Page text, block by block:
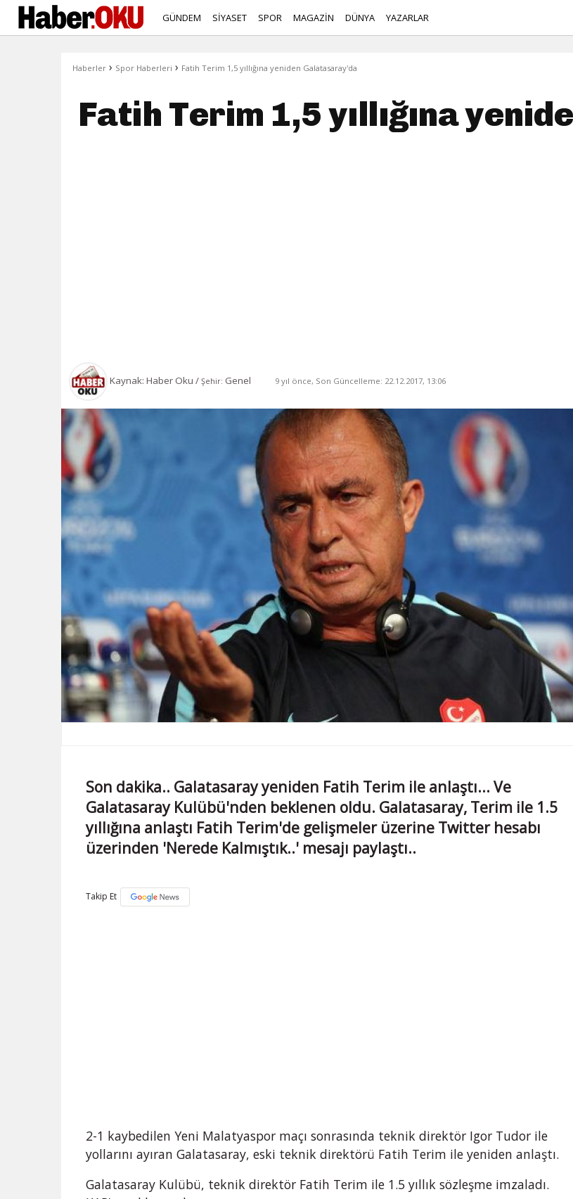
GÜNDEM SİYASET SPOR MAGAZİN DÜNYA YAZARLAR
Haberler › Spor Haberleri › Fatih Terim 1,5 yıllığına yeniden Galatasaray'da
Fatih Terim 1,5 yıllığına
Kaynak: Haber Oku /Şehir: Genel 9 yıl önce, Son Güncelleme: 22.12.2017, 13:06
Son dakika.. Galatasaray yeniden Fatih Terim ile anlaştı... Ve
Galatasaray Kulübü'nden beklenen oldu. Galatasaray, Terim ile 1.5
yıllığına anlaştı Fatih Terim'de gelişmeler üzerine Twitter hesabı
üzerinden 'Nerede Kalmıştık..' mesajı paylaştı..
Takip Et
2-1 kaybedilen Yeni Malatyaspor maçı sonrasında teknik direktör Igor Tudor ile
yollarını ayıran Galatasaray, eski teknik direktörü Fatih Terim ile yeniden anlaştı.
Galatasaray Kulübü, teknik direktör Fatih Terim ile 1.5 yıllık sözleşme imzaladı.